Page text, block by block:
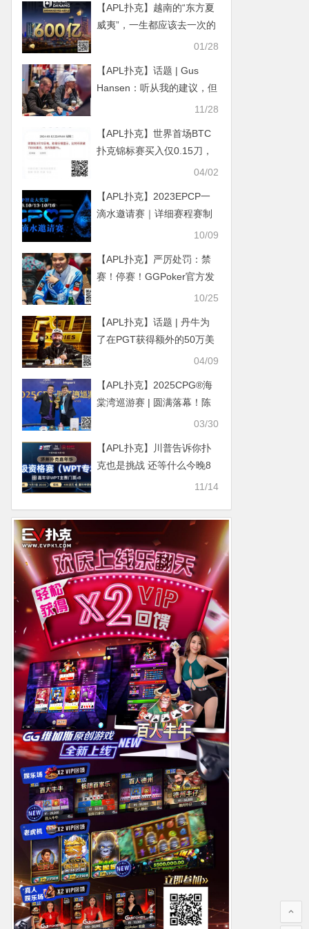
【APL扑克】越南的“东方夏
威夷”，一生都应该去一次的
01/28
【APL扑克】话题 | Gus
Hansen：听从我的建议，但
11/28
【APL扑克】世界首场BTC
扑克锦标赛买入仅0.15刀，
04/02
【APL扑克】2023EPCP一
滴水邀请赛｜详细赛程赛制
10/09
【APL扑克】严厉处罚：禁
赛！停赛！GGPoker官方发
布声明：对锦标赛诚信违规
10/25
【APL扑克】话题 | 丹牛为
了在PGT获得额外的50万美
04/09
【APL扑克】2025CPG®海
棠湾巡游赛 | 圆满落幕！陈
昊手拿AA击败谢琨磊，不负
03/30
【APL扑克】川普告诉你扑
克也是挑战 还等什么今晚8
点超级资格赛等你来打！11/14